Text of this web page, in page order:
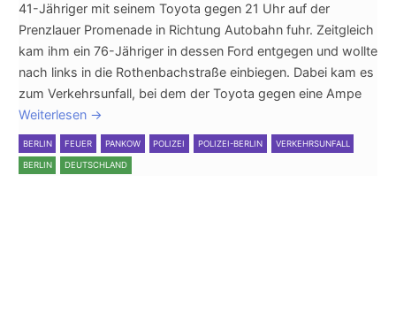
41-Jähriger mit seinem Toyota gegen 21 Uhr auf der
Prenzlauer Promenade in Richtung Autobahn fuhr. Zeitgleich
kam ihm ein 76-Jähriger in dessen Ford entgegen und wollte
nach links in die Rothenbachstraße einbiegen. Dabei kam es
zum Verkehrsunfall, bei dem der Toyota gegen eine Ampe
Weiterlesen →
BERLIN FEUER PANKOW POLIZEI POLIZEI-BERLIN VERKEHRSUNFALL
BERLIN DEUTSCHLAND